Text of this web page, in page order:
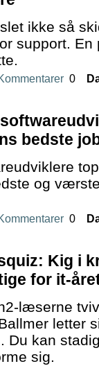
ikke så
support. En
0
bedste
og
0
Kig i
for it-
læserne
letter
Du kan
sig.